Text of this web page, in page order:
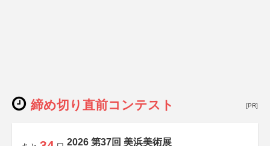
締め切り直前コンテスト [PR]
2026 第37回 美浜美術展